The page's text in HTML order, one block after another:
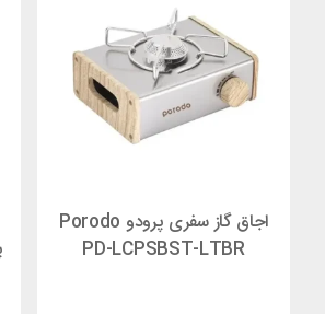
اجاق گاز سفری پرودو Porodo
PD-LCPSBST-LTBR